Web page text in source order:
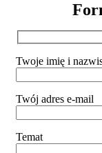
Twoje imię i
Twój adres e-mail
Temat